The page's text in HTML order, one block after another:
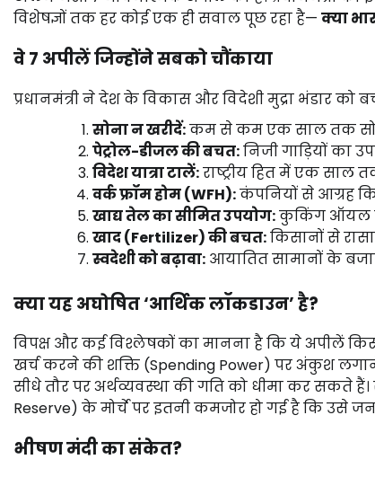
विशेषज्ञों तक हर कोई एक ही सवाल पूछ रहा है— क्या
वे 7 अपीलें जिन्होंने सबको चौंकाया
प्रधानमंत्री ने देश के विकास और विदेशी मुद्रा भंडार
सोना न खरीदें:कम से कम एक साल तक
पेट्रोल-डीजल की बचत:निजी गाड़ियों का
विदेश यात्रा टालें:राष्ट्रीय हित में एक
वर्क फ्रॉम होम (WFH):कंपनियों से आग्रह
खाद्य तेल का सीमित उपयोग:कुकिंग ऑयल
खाद (Fertilizer) की बचत:किसानों से
स्वदेशी को बढ़ावा: आयातित सामानों के
क्या यह अघोषित ‘आर्थिक लॉकडाउन’ है?
विपक्ष और कई विश्लेषकों का मानना है कि ये अपीलें
खर्च करने की शक्ति (Spending Power) पर अंकुश
सीधे तौर पर अर्थव्यवस्था की गति को धीमा कर सकते
Reserve) के मोर्चे पर इतनी कमजोर हो गई है कि उसे
भीषण मंदी का संकेत?